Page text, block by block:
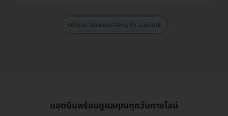
หน้ารวม โรงพยาบาลพญาไท นวมินทร์
แอดมินพร้อมดูแลคุณทุกวันทางไลน์